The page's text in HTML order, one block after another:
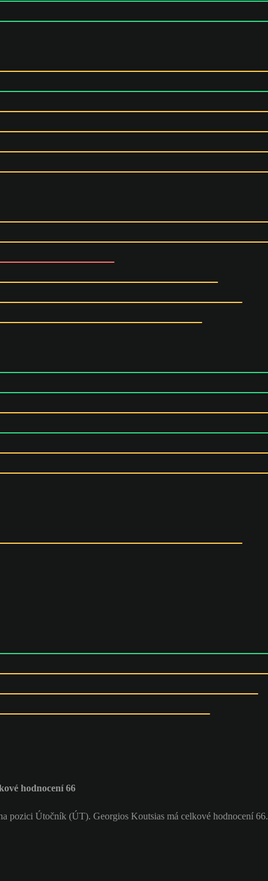
hodnocení 66
pozici Útočník (ÚT). Georgios Koutsias má celkové hodnocení 66.